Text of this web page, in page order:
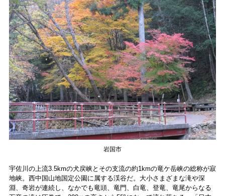
岩国市
宇佐川の上流3.5kmの犬戻峡とその支流の約1kmの竜ケ岳峡の総称が寂
地峡。西中国山地国定公園に属する渓谷だ。大小さまざまな滝や深
淵、奇岩が連続し、なかでも竜頭、竜門、白竜、登竜、竜尾からなる